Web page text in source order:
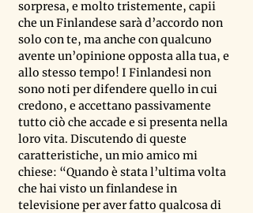
sorpresa, e molto tristemente, capii
che un Finlandese sarà d’accordo non
solo con te, ma anche con qualcuno
avente un’opinione opposta alla tua, e
allo stesso tempo! I Finlandesi non
sono noti per difendere quello in cui
credono, e accettano passivamente
tutto ciò che accade e si presenta nella
loro vita. Discutendo di queste
caratteristiche, un mio amico mi
chiese: “Quando è stata l’ultima volta
che hai visto un finlandese in
televisione per aver fatto qualcosa di